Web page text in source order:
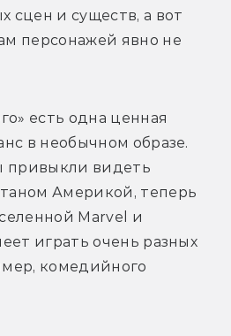
сцен и существ, а вот
персонажей явно не
есть одна ценная
в необычном образе.
привыкли видеть
Америкой, теперь
Marvel и
играть очень разных
комедийного